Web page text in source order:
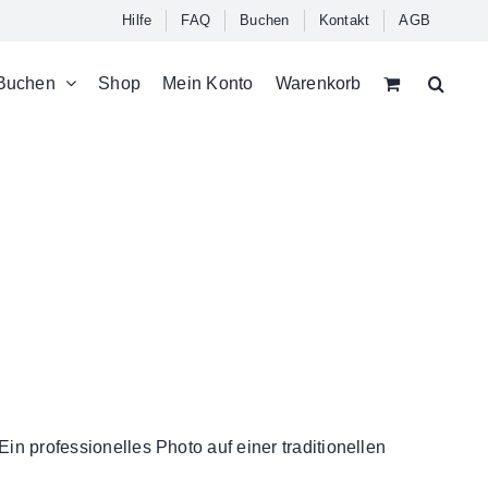
Hilfe FAQ Buchen Kontakt AGB
Shop Mein Konto Warenkorb
professionelles Photo auf einer traditionellen